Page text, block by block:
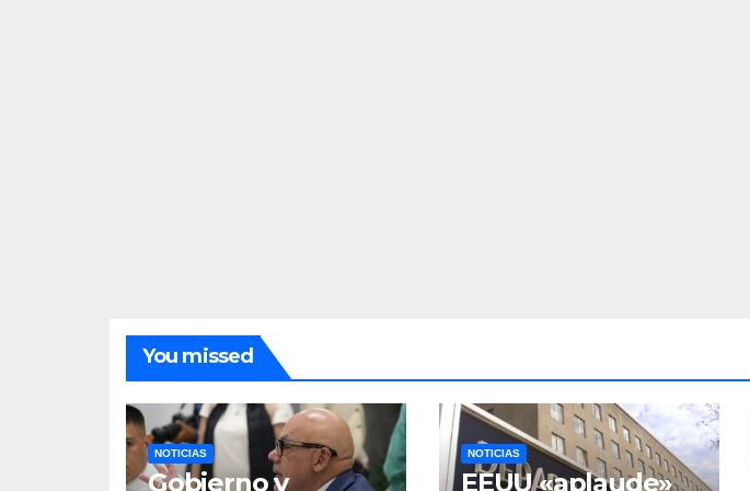
You missed
NOTICIAS
Gobierno y
NOTICIAS
EEUU «aplaude»